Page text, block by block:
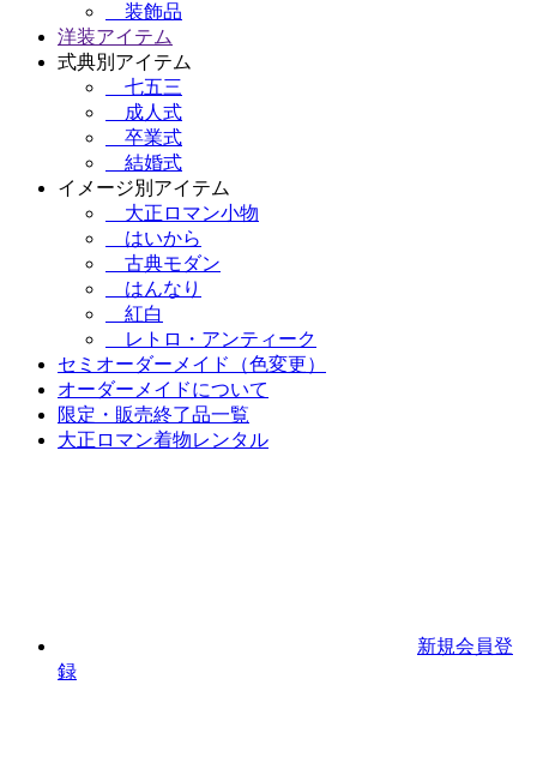
装飾品
洋装アイテム
式典別アイテム
七五三
成人式
卒業式
結婚式
イメージ別アイテム
大正ロマン小物
はいから
古典モダン
はんなり
紅白
レトロ・アンティーク
セミオーダーメイド（色変更）
オーダーメイドについて
限定・販売終了品一覧
大正ロマン着物レンタル
新規会員登
録